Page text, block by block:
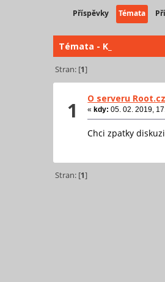
Příspěvky Témata
Témata - K_
Stran: [1]
1 O serveru Root.cz
«kdy: 05. 02. 2019,
Chci zpatky
Stran: [1]